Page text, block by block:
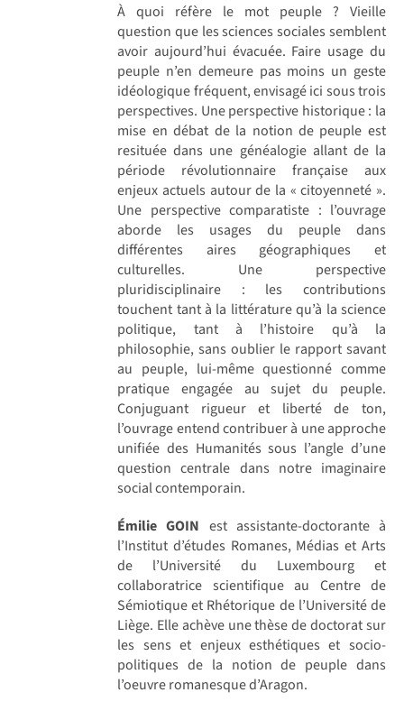
À quoi réfère le mot peuple ? Vieille
question que les sciences sociales semblent
avoir aujourd’hui évacuée. Faire usage du
peuple n’en demeure pas moins un geste
idéologique fréquent, envisagé ici sous trois
perspectives. Une perspective historique : la
mise en débat de la notion de peuple est
resituée dans une généalogie allant de la
période révolutionnaire française aux
enjeux actuels autour de la « citoyenneté ».
Une perspective comparatiste : l’ouvrage
aborde les usages du peuple dans
différentes aires géographiques et
culturelles. Une perspective
pluridisciplinaire : les contributions
touchent tant à la littérature qu’à la science
politique, tant à l’histoire qu’à la
philosophie, sans oublier le rapport savant
au peuple, lui-même questionné comme
pratique engagée au sujet du peuple.
Conjuguant rigueur et liberté de ton,
l’ouvrage entend contribuer à une approche
unifiée des Humanités sous l’angle d’une
question centrale dans notre imaginaire
social contemporain.
Émilie GOIN est assistante-doctorante à
l’Institut d’études Romanes, Médias et Arts
de l’Université du Luxembourg et
collaboratrice scientifique au Centre de
Sémiotique et Rhétorique de l’Université de
Liège. Elle achève une thèse de doctorat sur
les sens et enjeux esthétiques et socio-
politiques de la notion de peuple dans
l’oeuvre romanesque d’Aragon.